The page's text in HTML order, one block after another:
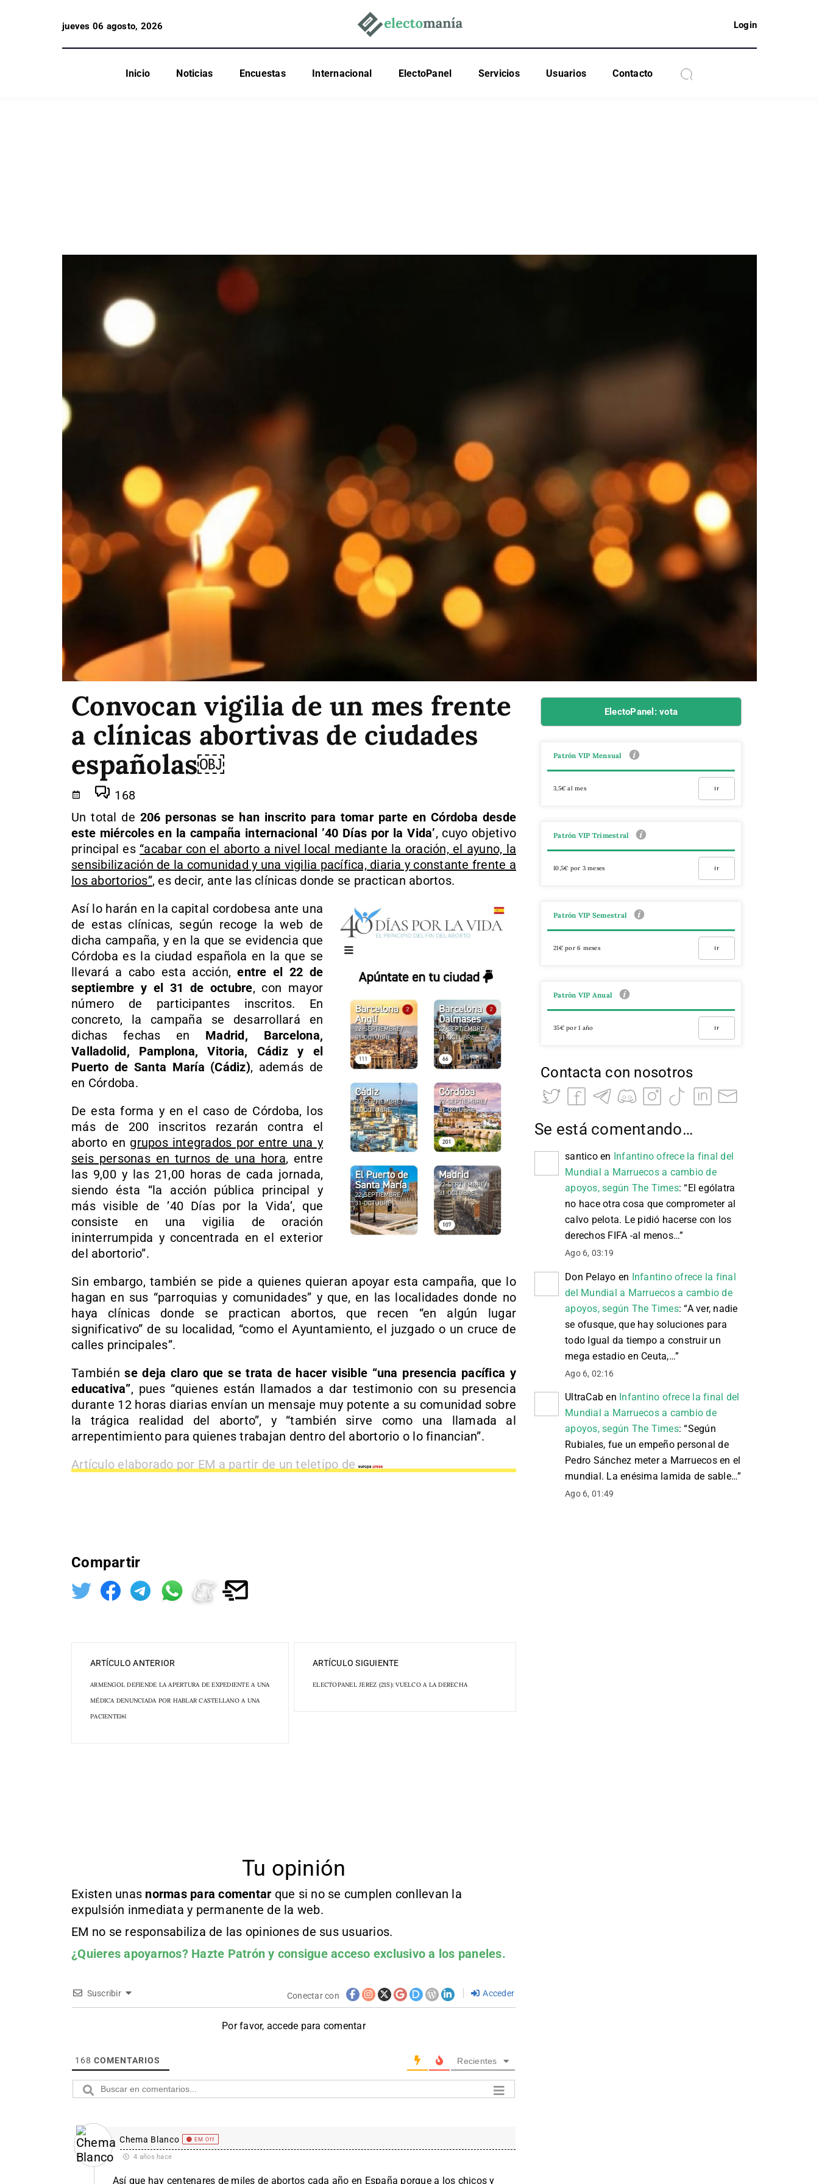
jueves 06 agosto, 2026 Login
Inicio Noticias Encuestas Internacional ElectoPanel Servicios Usuarios Contacto
Convocan vigilia de un mes frente
a clínicas abortivas de ciudades
españolas￼
168
Un total de 206 personas se han inscrito para tomar parte en Córdoba desde
este miércoles en la campaña internacional ’40 Días por la Vida’, cuyo objetivo
principal es “acabar con el aborto a nivel local mediante la oración, el ayuno, la
sensibilización de la comunidad y una vigilia pacífica, diaria y constante frente a
los abortorios”, es decir, ante las clínicas donde se practican abortos.
Así lo harán en la capital cordobesa ante una
de estas clínicas, según recoge la web de
dicha campaña, y en la que se evidencia que
Córdoba es la ciudad española en la que se
llevará a cabo esta acción,entre el 22 de
septiembre y el 31 de octubre, con mayor
número de participantes inscritos. En
concreto, la campaña se desarrollará en
dichas fechas en Madrid, Barcelona,
Valladolid, Pamplona, Vitoria, Cádiz y el
Puerto de Santa María (Cádiz), además de
en Córdoba.
De esta forma y en el caso de Córdoba, los
más de 200 inscritos rezarán contra el
aborto en grupos integrados por entre una y
seis personas en turnos de una hora, entre
las 9,00 y las 21,00 horas de cada jornada,
siendo ésta “la acción pública principal y
más visible de ’40 Días por la Vida’, que
consiste en una vigilia de oración
ininterrumpida y concentrada en el exterior
del abortorio”.
Sin embargo, también se pide a quienes quieran apoyar esta campaña, que lo
hagan en sus “parroquias y comunidades” y que, en las localidades donde no
haya clínicas donde se practican abortos, que recen “en algún lugar
significativo” de su localidad, “como el Ayuntamiento, el juzgado o un cruce de
calles principales”.
Tambiénse deja claro que se trata de hacer visible “una presencia pacífica y
educativa”, pues “quienes están llamados a dar testimonio con su presencia
durante 12 horas diarias envían un mensaje muy potente a su comunidad sobre
la trágica realidad del aborto”, y “también sirve como una llamada al
arrepentimiento para quienes trabajan dentro del abortorio o lo financian”.
Artículo elaborado por EM a partir de un teletipo de
Compartir
ARTÍCULO ANTERIOR
ARMENGOL DEFIENDE LA APERTURA DE EXPEDIENTE A UNA
MÉDICA DENUNCIADA POR HABLAR CASTELLANO A UNA
PACIENTE￼
ARTÍCULO SIGUIENTE
ELECTOPANEL JEREZ (21S): VUELCO A LA DERECHA
Tu opinión
Existen unas normas para comentar que si no se cumplen conllevan la
expulsión inmediata y permanente de la web.
EM no se responsabiliza de las opiniones de sus usuarios.
¿Quieres apoyarnos? Hazte Patrón y consigue acceso exclusivo a los paneles.
Suscribir Conectar con Acceder
Por favor, accede para comentar
168 COMENTARIOS Recientes
Chema Blanco EM Off
4 años hace
Así que hay centenares de miles de abortos cada año en España porque a los chicos y
ElectoPanel: vota
Patrón VIP Mensual
3,5€ al mes Ir
Patrón VIP Trimestral
10,5€ por 3 meses Ir
Patrón VIP Semestral
21€ por 6 meses Ir
Patrón VIP Anual
35€ por 1 año Ir
Contacta con nosotros
Se está comentando…
santicoen Infantino ofrece la final del
Mundial a Marruecos a cambio de
apoyos, según The Times: “El ególatra
no hace otra cosa que comprometer al
calvo pelota. Le pidió hacerse con los
derechos FIFA -al menos…”
Ago 6, 03:19
Don Pelayo en Infantino ofrece la final
del Mundial a Marruecos a cambio de
apoyos, según The Times: “A ver, nadie
se ofusque, que hay soluciones para
todo Igual da tiempo a construir un
mega estadio en Ceuta,…”
Ago 6, 02:16
UltraCab en Infantino ofrece la final del
Mundial a Marruecos a cambio de
apoyos, según The Times: “Según
Rubiales, fue un empeño personal de
Pedro Sánchez meter a Marruecos en el
mundial. La enésima lamida de sable…”
Ago 6, 01:49